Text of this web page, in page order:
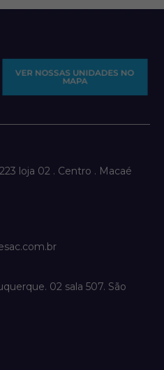
VER NOSSAS UNIDADES NO
MAPA
loja 02 . Centro . Macaé
02 sala 507. São